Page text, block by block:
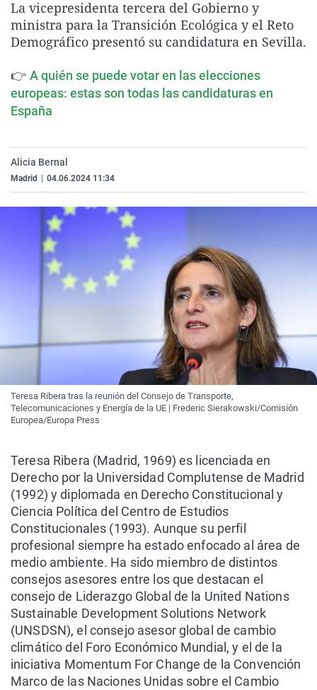
La rosa de los vientos
Gente viajera
Caso
Retornados
Operación Viuda
Extremadura
Galicia
Navarra
Virales
Televisión
La vicepresidenta tercera del Gobierno y
ministra para la Transición Ecológica y el Reto
Demográfico presentó su candidatura en Sevilla.
👉 A quién se puede votar en las elecciones
europeas: estas son todas las candidaturas en
España
Alicia Bernal
Madrid 04.06.2024 11:34
Teresa Ribera tras la reunión del Consejo de Transporte,
Telecomunicaciones y Energía de la UE | Frederic Sierakowski/Comisión
Europea/Europa Press
Teresa Ribera (Madrid, 1969) es licenciada en
Derecho por la Universidad Complutense de Madrid
(1992) y diplomada en Derecho Constitucional y
Ciencia Política del Centro de Estudios
Constitucionales (1993). Aunque su perfil
profesional siempre ha estado enfocado al área de
medio ambiente. Ha sido miembro de distintos
consejos asesores entre los que destacan el
consejo de Liderazgo Global de la United Nations
Sustainable Development Solutions Network
(UNSDSN), el consejo asesor global de cambio
climático del Foro Económico Mundial, y el de la
iniciativa Momentum For Change de la Convención
Marco de las Naciones Unidas sobre el Cambio